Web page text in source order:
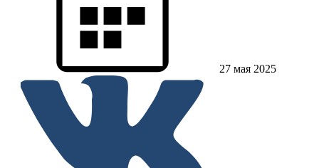
27 мая 2025